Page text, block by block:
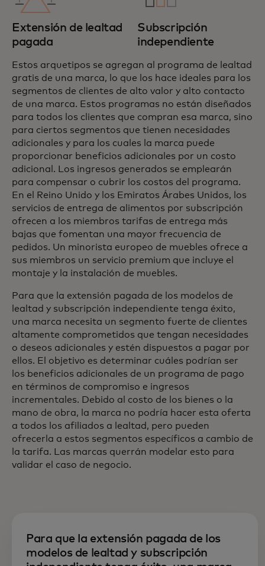
Extensión de lealtad
pagada
Subscripción
independiente
Estos arquetipos se agregan al programa de lealtad
gratis de una marca, lo que los hace ideales para los
segmentos de clientes de alto valor y alto contacto
de una marca. Estos programas no están diseñados
para todos los clientes que compran esa marca, sino
para ciertos segmentos que tienen necesidades
adicionales y para los cuales la marca puede
proporcionar beneficios adicionales por un costo
adicional. Los ingresos generados se emplearán
para compensar o cubrir los costos del programa.
En el Reino Unido y los Emiratos Árabes Unidos, los
servicios de entrega de alimentos por subscripción
ofrecen a los miembros tarifas de entrega más
bajas que fomentan una mayor frecuencia de
pedidos. Un minorista europeo de muebles ofrece a
sus miembros un servicio premium que incluye el
montaje y la instalación de muebles.
Para que la extensión pagada de los modelos de
lealtad y subscripción independiente tenga éxito,
una marca necesita un segmento fuerte de clientes
altamente comprometidos que tengan necesidades
o deseos adicionales y estén dispuestos a pagar por
ellos. El objetivo es determinar cuáles podrían ser
los beneficios adicionales de un programa de pago
en términos de compromiso e ingresos
incrementales. Debido al costo de los bienes o la
mano de obra, la marca no podría hacer esta oferta
a todos los afiliados a lealtad, pero pueden
ofrecerla a estos segmentos específicos a cambio de
la tarifa. Las marcas querrán modelar esto para
validar el caso de negocio.
Para que la extensión pagada de los
modelos de lealtad y subscripción